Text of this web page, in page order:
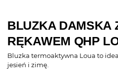
BLUZKA DAMSKA
RĘKAWEM QHP
Bluzka termoaktywna Loua to
jesień i zimę.